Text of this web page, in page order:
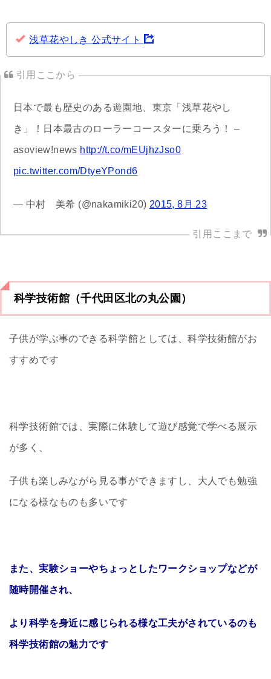
浅草花やしき 公式サイト
日本で最も歴史のある遊園地、東京「浅草花やし
き」！日本最古のローラーコースターに乗ろう！ –
asoview!news http://t.co/mEUjhzJso0
pic.twitter.com/DtyeYPond6
— 中村 美希 (@nakamiki20) 2015, 8月 23
科学技術館（千代田区北の丸公園）
子供が学ぶ事のできる科学館としては、科学技術館がお
すすめです
科学技術館では、実際に体験して遊び感覚で学べる展示
が多く、
子供も楽しみながら見る事ができますし、大人でも勉強
になる様なものも多いです
また、実験ショーやちょっとしたワークショップなどが
随時開催され、
より科学を身近に感じられる様な工夫がされているのも
科学技術館の魅力です